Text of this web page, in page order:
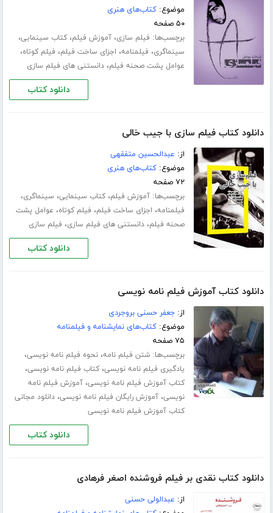
موضوع:کتاب‌های هنری
۵۰ صفحه
برچسب‌ها: فیلم سازی،آموزش فیلم،کتاب سینمایی،
سینماگری، فیلمنامه، اجزای ساخت فیلم، فیلم کوتاه،
عوامل پشت صحنه فیلم،دانستنی های فیلم سازی
دانلود کتاب
دانلود کتاب فیلم سازی با جیب خالی
از: عبدالحسین متفقهی
موضوع:کتاب‌های هنری
۷۲ صفحه
برچسب‌ها:آموزش فیلم،کتاب سینمایی، سینماگری،
فیلمنامه، اجزای ساخت فیلم، فیلم کوتاه، عوامل پشت
صحنه فیلم،دانستنی های فیلم سازی، فیلم سازی
دانلود کتاب
دانلود کتاب آموزش فیلم نامه نویسی
از:جعفر حسنی بروجردی
موضوع:کتاب‌های نمایشنامه و فیلمنامه
۷۵ صفحه
برچسب‌ها:شتن فیلم نامه،نحوه فیلم نامه نویسی،
یادگیری فیلم نامه نویسی،کتاب فیلم نامه نویسی،
کتاب آموزش فیلم نامه نویسی،آموزش فیلم نامه
نویسی،آموزش رایگان فیلم نامه نویسی،دانلود مجانی
کتاب آموزش فیلم نامه نویسی
دانلود کتاب
دانلود کتاب نقدی بر فیلم فروشنده اصغر فرهادی
از: عبدالولی حسنی